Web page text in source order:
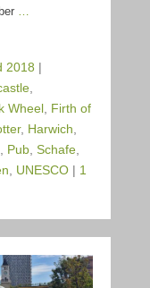
…
2018 |
Wheel Firth of
, Harwich
Pub Schafe
UNESCO | 1